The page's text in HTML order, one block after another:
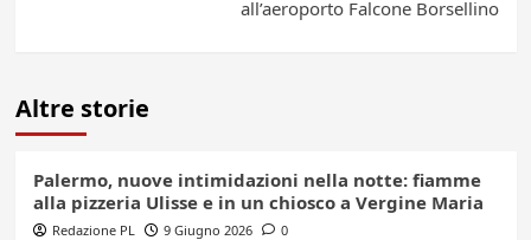
all’aeroporto Falcone Borsellino
Altre storie
Palermo, nuove intimidazioni nella notte: fiamme
alla pizzeria Ulisse e in un chiosco a Vergine Maria
Redazione PL 9 Giugno 2026 0